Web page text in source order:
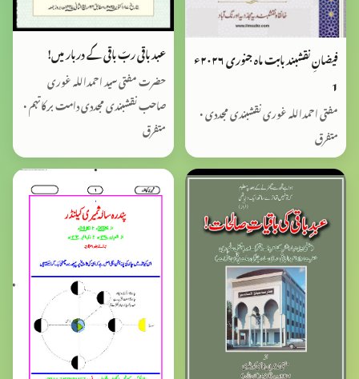
فیضانِ نقشبند بابت ماہ جنوری ٢٠٢٦ء
1
مفتی احمداللہ غوری نقشبندی مجددی •
متفرق
عبد باقی ربّ باقی کے دربار میں!
حضرت مفتی سید احمداللہ غوری
صاحب نقشبندی مجددی دامت برکاتہم •
متفرق